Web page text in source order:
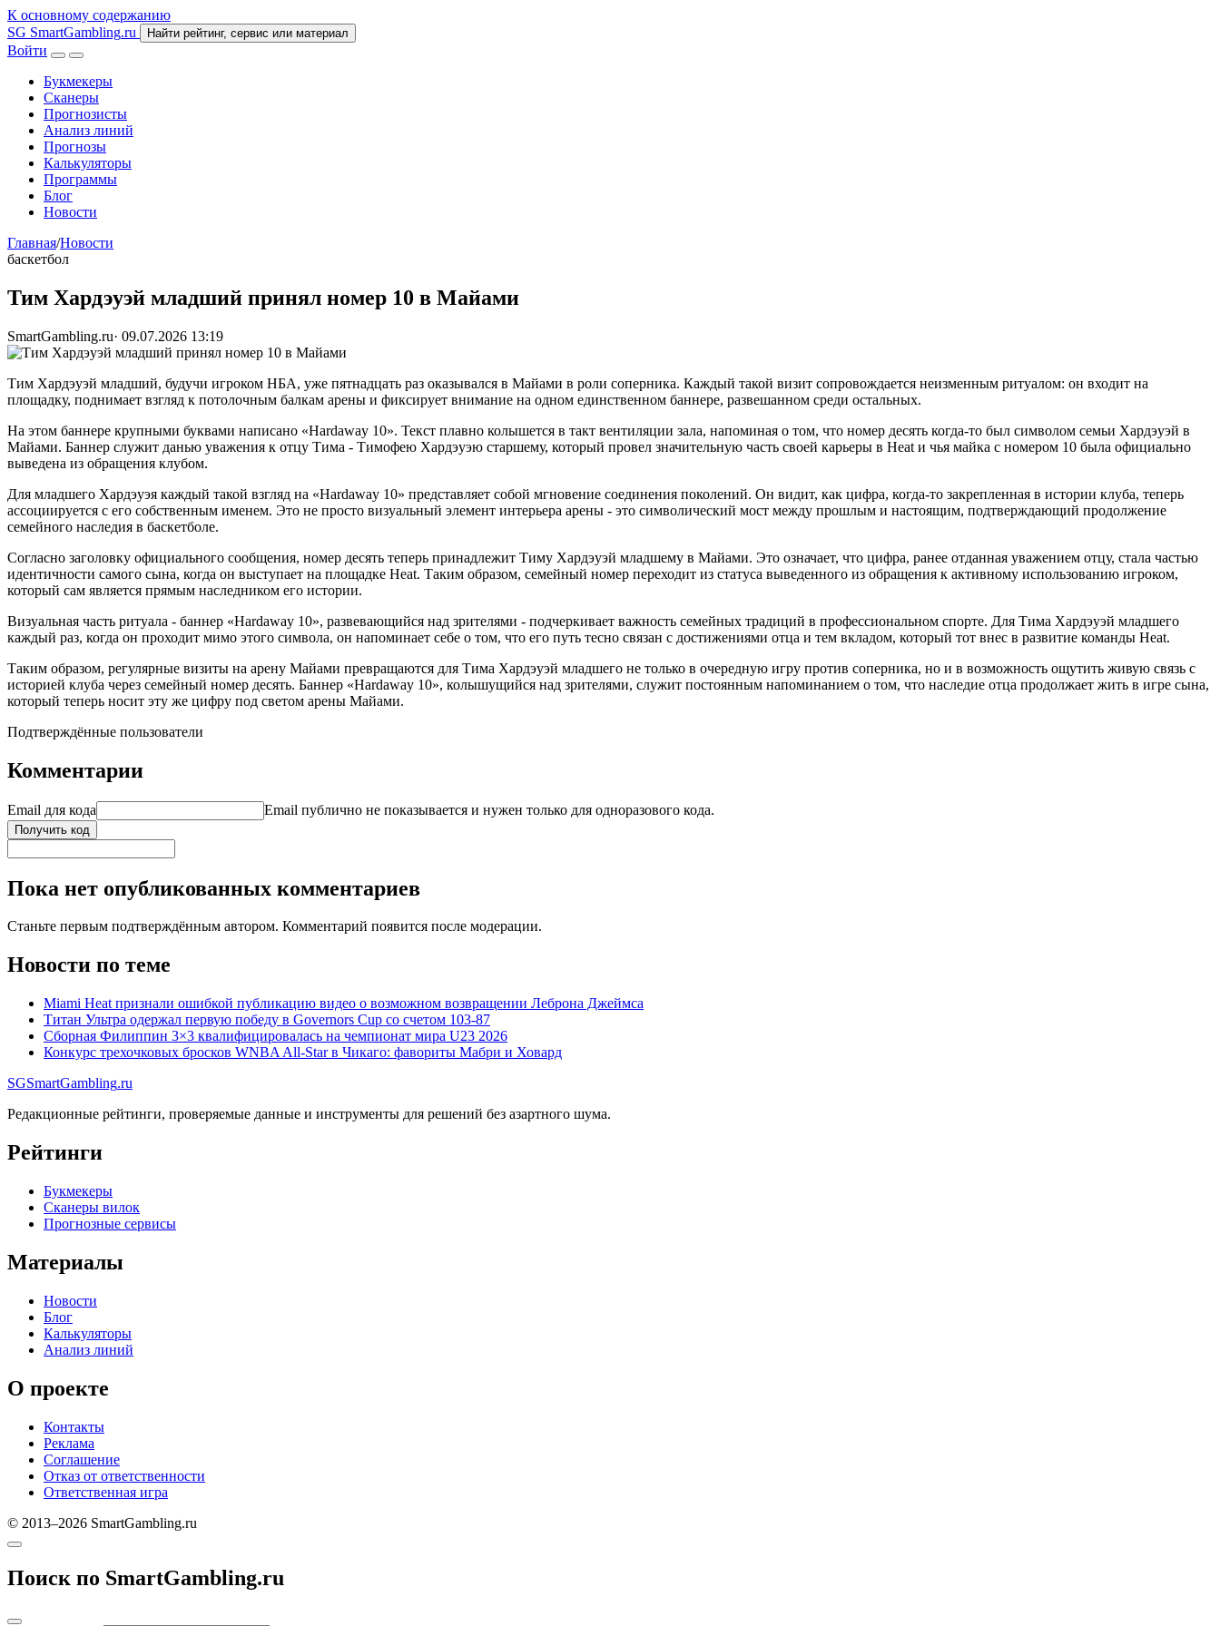
К основному содержанию
SG SmartGambling.ru Найти рейтинг, сервис или материал
Войти
Букмекеры
Сканеры
Прогнозисты
Анализ линий
Прогнозы
Калькуляторы
Программы
Блог
Новости
Главная/Новости
баскетбол
Тим Хардэуэй младший принял номер 10 в Майами
SmartGambling.ru· 09.07.2026 13:19
Тим Хардэуэй младший, будучи игроком НБА, уже пятнадцать раз оказывался в Майами в роли соперника. Каждый такой визит сопровождается неизменным ритуалом: он входит на
площадку, поднимает взгляд к потолочным балкам арены и фиксирует внимание на одном единственном баннере, развешанном среди остальных.
На этом баннере крупными буквами написано «Hardaway 10». Текст плавно колышется в такт вентиляции зала, напоминая о том, что номер десять когда-то был символом семьи Хардэуэй в
Майами. Баннер служит данью уважения к отцу Тима - Тимофею Хардэуэю старшему, который провел значительную часть своей карьеры в Heat и чья майка с номером 10 была официально
выведена из обращения клубом.
Для младшего Хардэуэя каждый такой взгляд на «Hardaway 10» представляет собой мгновение соединения поколений. Он видит, как цифра, когда-то закрепленная в истории клуба, теперь
ассоциируется с его собственным именем. Это не просто визуальный элемент интерьера арены - это символический мост между прошлым и настоящим, подтверждающий продолжение
семейного наследия в баскетболе.
Согласно заголовку официального сообщения, номер десять теперь принадлежит Тиму Хардэуэй младшему в Майами. Это означает, что цифра, ранее отданная уважением отцу, стала частью
идентичности самого сына, когда он выступает на площадке Heat. Таким образом, семейный номер переходит из статуса выведенного из обращения к активному использованию игроком,
который сам является прямым наследником его истории.
Визуальная часть ритуала - баннер «Hardaway 10», развевающийся над зрителями - подчеркивает важность семейных традиций в профессиональном спорте. Для Тима Хардэуэй младшего
каждый раз, когда он проходит мимо этого символа, он напоминает себе о том, что его путь тесно связан с достижениями отца и тем вкладом, который тот внес в развитие команды Heat.
Таким образом, регулярные визиты на арену Майами превращаются для Тима Хардэуэй младшего не только в очередную игру против соперника, но и в возможность ощутить живую связь с
историей клуба через семейный номер десять. Баннер «Hardaway 10», колышущийся над зрителями, служит постоянным напоминанием о том, что наследие отца продолжает жить в игре сына,
который теперь носит эту же цифру под светом арены Майами.
Подтверждённые пользователи
Комментарии
Email для кода Email публично не показывается и нужен только для одноразового кода.
Получить код
Пока нет опубликованных комментариев
Станьте первым подтверждённым автором. Комментарий появится после модерации.
Новости по теме
Miami Heat признали ошибкой публикацию видео о возможном возвращении Леброна Джеймса
Титан Ультра одержал первую победу в Governors Cup со счетом 103-87
Сборная Филиппин 3×3 квалифицировалась на чемпионат мира U23 2026
Конкурс трехочковых бросков WNBA All-Star в Чикаго: фавориты Мабри и Ховард
SGSmartGambling.ru
Редакционные рейтинги, проверяемые данные и инструменты для решений без азартного шума.
Рейтинги
Букмекеры
Сканеры вилок
Прогнозные сервисы
Материалы
Новости
Блог
Калькуляторы
Анализ линий
О проекте
Контакты
Реклама
Соглашение
Отказ от ответственности
Ответственная игра
© 2013–2026 SmartGambling.ru
Поиск по SmartGambling.ru